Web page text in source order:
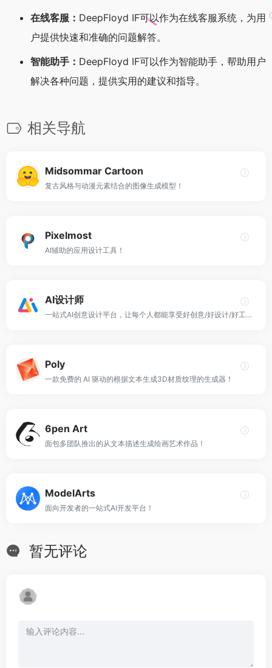
在线客服： DeepFloyd IF可以作为在线客服系统，为用
户提供快速和准确的问题解答。
智能助手： DeepFloyd IF可以作为智能助手，帮助用户
解决各种问题，提供实用的建议和指导。
相关导航
Midsommar Cartoon
复古风格与动漫元素结合的图像生成模型！
Pixelmost
AI辅助的应用设计工具！
AI设计师
一站式AI创意设计平台，让每个人都能享受好创意/好设计/好工具！
Poly
一款免费的 AI 驱动的根据文本生成3D材质纹理的生成器！
6pen Art
面包多团队推出的从文本描述生成绘画艺术作品！
ModelArts
面向开发者的一站式AI开发平台！
暂无评论